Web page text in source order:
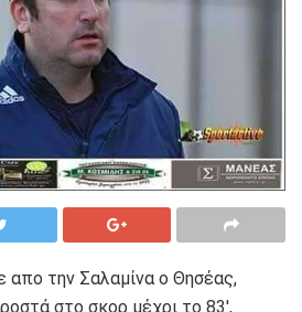
απο την Σαλαμίνα ο Θησέας,
στο σκορ μέχρι το 83′,